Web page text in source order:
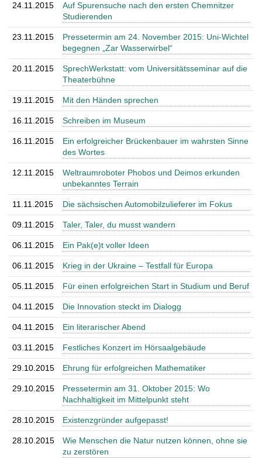
24.11.2015
Auf Spurensuche nach den ersten Chemnitzer
Studierenden
23.11.2015
Pressetermin am 24. November 2015: Uni-Wichtel
begegnen „Zar Wasserwirbel“
20.11.2015
SprechWerkstatt: vom Universitätsseminar auf die
Theaterbühne
19.11.2015 Mit den Händen sprechen
16.11.2015 Schreiben im Museum
16.11.2015
Ein erfolgreicher Brückenbauer im wahrsten Sinne
des Wortes
12.11.2015
Weltraumroboter Phobos und Deimos erkunden
unbekanntes Terrain
11.11.2015 Die sächsischen Automobilzulieferer im Fokus
09.11.2015 Taler, Taler, du musst wandern
06.11.2015 Ein Pak(e)t voller Ideen
06.11.2015 Krieg in der Ukraine – Testfall für Europa
05.11.2015 Für einen erfolgreichen Start in Studium und Beruf
04.11.2015 Die Innovation steckt im Dialogg
04.11.2015 Ein literarischer Abend
03.11.2015 Festliches Konzert im Hörsaalgebäude
29.10.2015 Ehrung für erfolgreichen Mathematiker
29.10.2015
Pressetermin am 31. Oktober 2015: Wo
Nachhaltigkeit im Mittelpunkt steht
28.10.2015 Existenzgründer aufgepasst!
28.10.2015
Wie Menschen die Natur nutzen können, ohne sie
zu zerstören